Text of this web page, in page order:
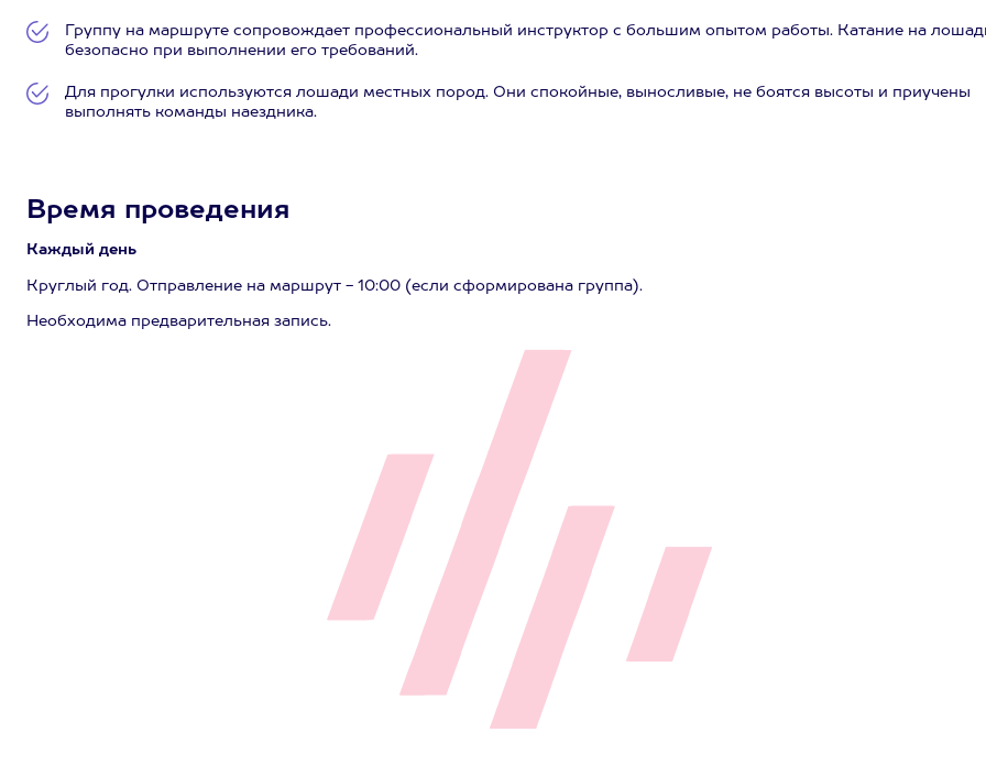
Группу на маршруте сопровождает профессиональный инструктор с большим опытом работы. Катание на
безопасно при выполнении его требований.
Для прогулки используются лошади местных пород. Они спокойные, выносливые, не боятся высоты и приучены
выполнять команды наездника.
Время проведения
Каждый день
Круглый год. Отправление на маршрут - 10:00 (если сформирована группа).
Необходима предварительная запись.